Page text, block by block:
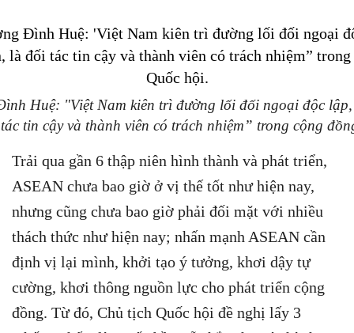
Huệ: "Việt Nam kiên trì đường lối đối ngoại độc
tin cậy và thành viên có trách nhiệm” trong cộng
Trải qua gần 6 thập niên hình thành và phát triển,
ASEAN chưa bao giờ ở vị thế tốt như hiện nay,
nhưng cũng chưa bao giờ phải đối mặt với nhiều
thách thức như hiện nay; nhấn mạnh ASEAN cần
định vị lại mình, khởi tạo ý tưởng, khơi dậy tự
cường, khơi thông nguồn lực cho phát triển cộng
đồng. Từ đó, Chủ tịch Quốc hội đề nghị lấy 3